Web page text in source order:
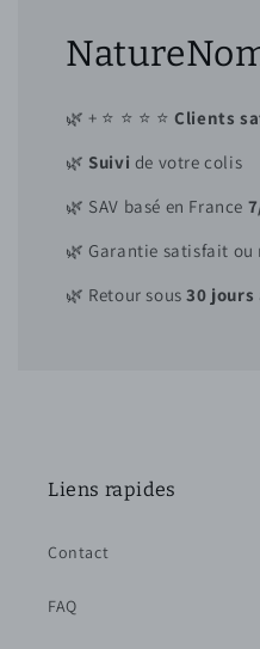
🌿 + ⭐ ⭐ ⭐ ⭐Clients
🌿 Suivi de votre colis
🌿 SAV basé en France
🌿 Garantie satisfait ou
🌿 Retour sous30 jours
Liens rapides
Contact
FAQ